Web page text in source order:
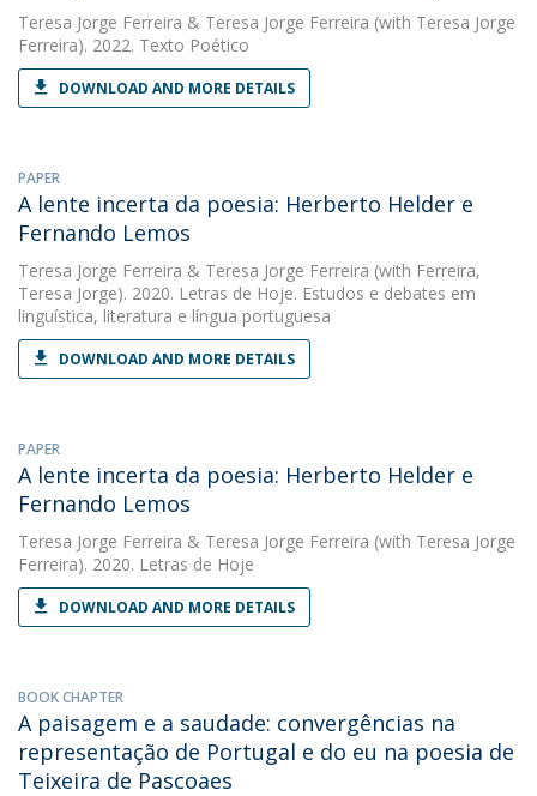
Teresa Jorge Ferreira & Teresa Jorge Ferreira (with Teresa Jorge
Ferreira). 2022. Texto Poético
DOWNLOAD AND MORE DETAILS
PAPER
A lente incerta da poesia: Herberto Helder e
Fernando Lemos
Teresa Jorge Ferreira & Teresa Jorge Ferreira (with Ferreira,
Teresa Jorge). 2020. Letras de Hoje. Estudos e debates em
linguística, literatura e língua portuguesa
DOWNLOAD AND MORE DETAILS
PAPER
A lente incerta da poesia: Herberto Helder e
Fernando Lemos
Teresa Jorge Ferreira & Teresa Jorge Ferreira (with Teresa Jorge
Ferreira). 2020. Letras de Hoje
DOWNLOAD AND MORE DETAILS
BOOK CHAPTER
A paisagem e a saudade: convergências na
representação de Portugal e do eu na poesia de
Teixeira de Pascoaes